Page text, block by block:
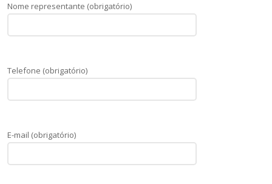
Nome representante (obrigatório)
Telefone (obrigatório)
E-mail (obrigatório)